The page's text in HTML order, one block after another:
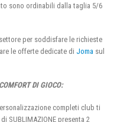
sono ordinabili dalla taglia 5/6
per soddisfare le richieste
le offerte dedicate di Joma sul
DI GIOCO:
completi club ti
SUBLIMAZIONE presenta 2